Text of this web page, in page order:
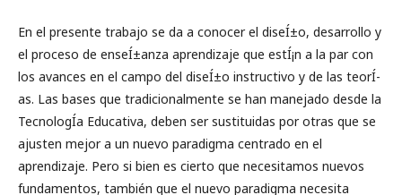
En el presente trabajo se da a conocer el diseÍ±o, desarrollo y
el proceso de enseÍ±anza aprendizaje que estÍ¡n a la par con
los avances en el campo del diseÍ±o instructivo y de las teorÍ­
as. Las bases que tradicionalmente se han manejado desde la
TecnologÍ­a Educativa, deben ser sustituidas por otras que se
ajusten mejor a un nuevo paradigma centrado en el
aprendizaje. Pero si bien es cierto que necesitamos nuevos
fundamentos, también que el nuevo paradigma necesita